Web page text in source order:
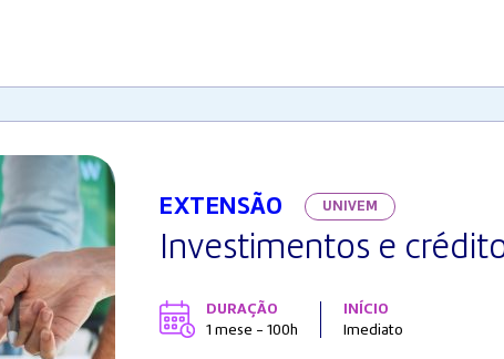
EXTENSÃO UNIVEM
Investimentos e
DURAÇÃO
1 mese - 100h
INÍCIO
Imediato